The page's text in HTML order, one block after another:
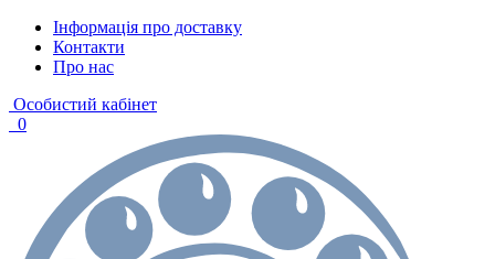
Інформація про доставку
Контакти
Про нас
Особистий кабінет
0